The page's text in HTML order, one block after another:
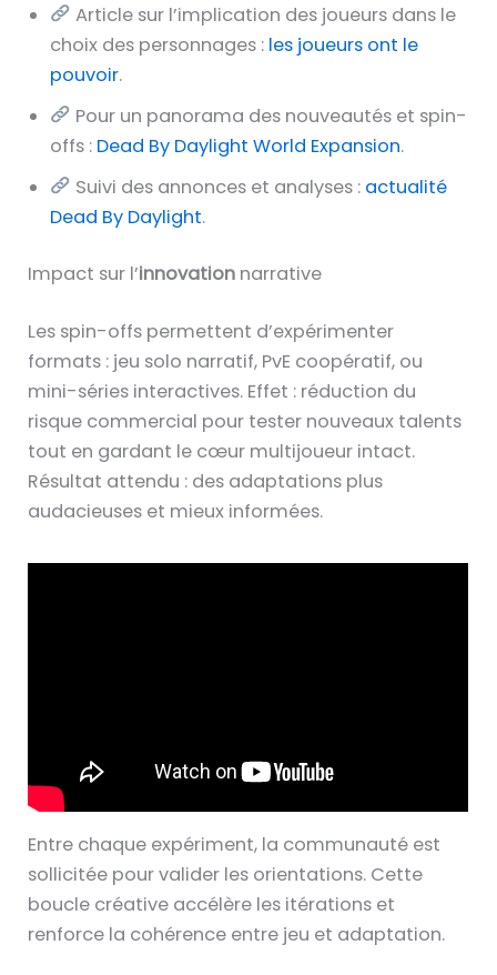
Article sur l’implication des joueurs dans le
choix des personnages : les joueurs ont le
pouvoir.
Pour un panorama des nouveautés et spin-
offs : Dead By Daylight World Expansion.
Suivi des annonces et analyses : actualité
Dead By Daylight.
Impact sur l’innovation narrative
Les spin-offs permettent d’expérimenter
formats : jeu solo narratif, PvE coopératif, ou
mini-séries interactives. Effet : réduction du
risque commercial pour tester nouveaux talents
tout en gardant le cœur multijoueur intact.
Résultat attendu : des adaptations plus
audacieuses et mieux informées.
Entre chaque expériment, la communauté est
sollicitée pour valider les orientations. Cette
boucle créative accélère les itérations et
renforce la cohérence entre jeu et adaptation.